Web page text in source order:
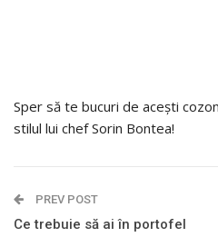
Sper să te bucuri de acești
stilul lui chef Sorin Bontea!
PREV POST
Ce trebuie să ai în portofel